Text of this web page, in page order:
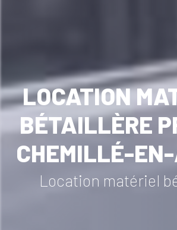
LOCATION
BÉTAILLÈRE
CHEMILLÉ-
Location matériel